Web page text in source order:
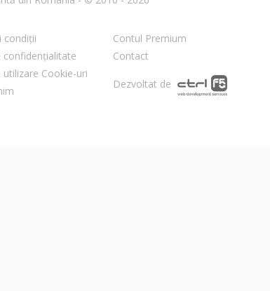
condiții
confidențialitate
utilizare Cookie-uri
Contul Premium
Contact
Dezvoltat de